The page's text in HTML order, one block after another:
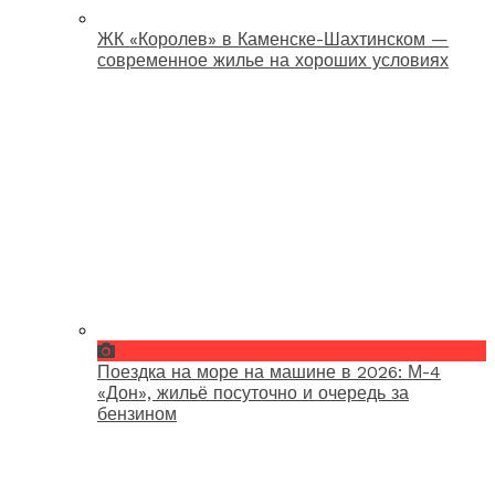
ЖК «Королев» в Каменске-Шахтинском —
современное жилье на хороших условиях
Поездка на море на машине в 2026: М-4
«Дон», жильё посуточно и очередь за
бензином